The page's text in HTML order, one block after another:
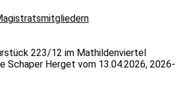
223/12 im Mathildenviertel
Schaper Herget vom 13.04.2026, 2026-